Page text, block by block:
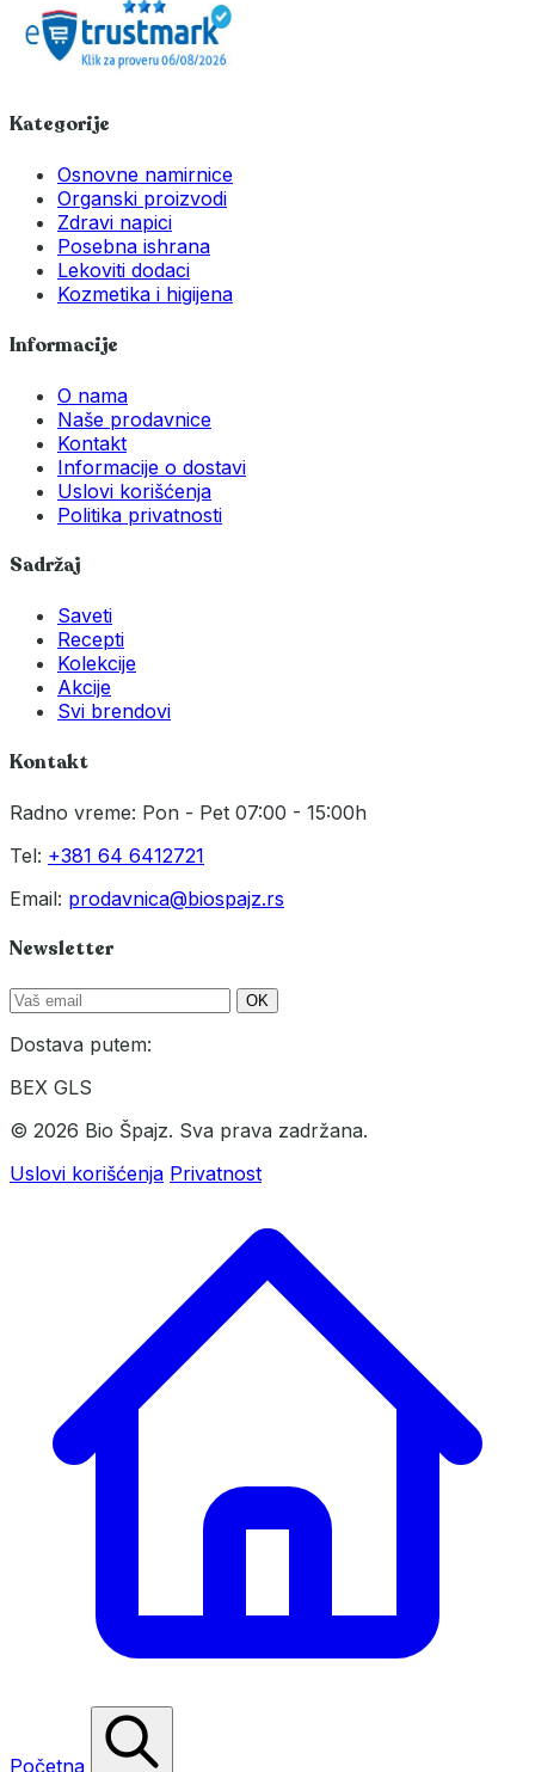
Kategorije
Osnovne namirnice
Organski proizvodi
Zdravi napici
Posebna ishrana
Lekoviti dodaci
Kozmetika i higijena
Informacije
O nama
Naše prodavnice
Kontakt
Informacije o dostavi
Uslovi korišćenja
Politika privatnosti
Sadržaj
Saveti
Recepti
Kolekcije
Akcije
Svi brendovi
Kontakt
Radno vreme: Pon - Pet 07:00 - 15:00h
Tel: +381 64 6412721
Email: prodavnica@biospajz.rs
Newsletter
OK
Dostava putem:
BEX GLS
© 2026 Bio Špajz. Sva prava zadržana.
Uslovi korišćenja Privatnost
Početna